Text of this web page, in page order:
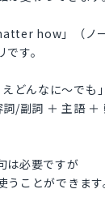
how」（ノー
す。
どんなに〜でも
/副詞 ＋ 主語 ＋
は必要ですが
ことができます